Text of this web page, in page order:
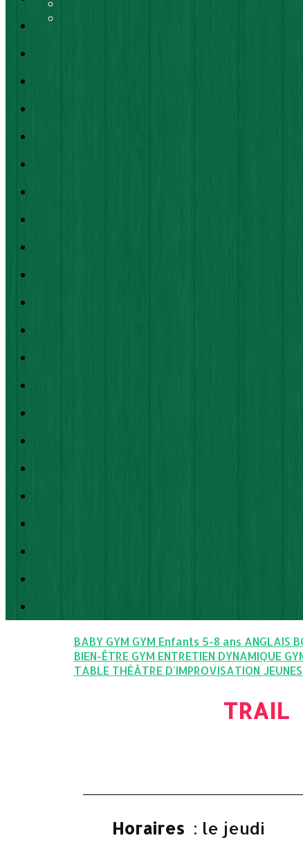
BABY GYM GYM Enfants 5-8 ans ANGLAIS
BIEN-ÊTRE GYM ENTRETIEN DYNAMIQUE
TABLE THÉÂTRE D'IMPROVISATION JEUNES
TRAIL
Horaires : le jeudi